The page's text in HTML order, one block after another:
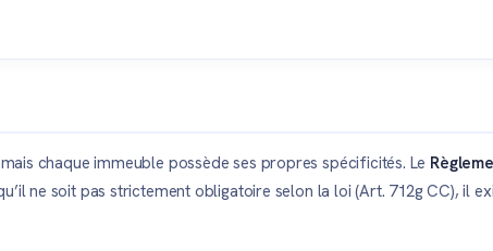
chaque immeuble possède ses propres spécificités. Le
ne soit pas strictement obligatoire selon la loi (Art. 712g CC), il